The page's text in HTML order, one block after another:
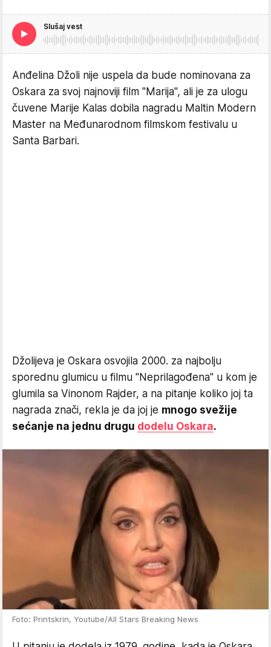
Slušaj vest
Anđelina Džoli nije uspela da bude nominovana za
Oskara za svoj najnoviji film "Marija", ali je za ulogu
čuvene Marije Kalas dobila nagradu Maltin Modern
Master na Međunarodnom filmskom festivalu u
Santa Barbari.
Džolijeva je Oskara osvojila 2000. za najbolju
sporednu glumicu u filmu "Neprilagođena" u kom je
glumila sa Vinonom Rajder, a na pitanje koliko joj ta
nagrada znači, rekla je da joj je mnogo svežije
sećanje na jednu drugu dodelu Oskara.
Foto: Printskrin, Youtube/All Stars Breaking News